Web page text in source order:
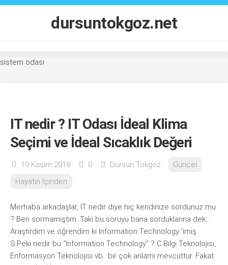
Skip
dursuntokgoz.net
sistem odası
IT nedir ? IT Odası İdeal Klima
Seçimi ve İdeal Sıcaklık Değeri
19 Kasım 2018 0 Dursun Tokgöz
Güncel
Hayatın İçinden
Merhaba arkadaşlar, IT nedir diye hiç kendinize sordunuz mu
? Ben sormamıştım. Taki bu soruyu bana sorduklarına dek…
Araştırdım ve öğrendim ki Information Technology ‘imiş.
S:Peki nedir bu “Information Technology” ? C:Bilgi Teknolojisi,
Enformasyon Teknolojisi vb.. bir çok anlamı mevcuttur. Fakat